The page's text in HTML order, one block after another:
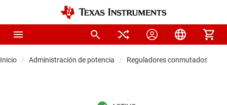
Inicio Administración de potencia Reguladores conmutados CC/